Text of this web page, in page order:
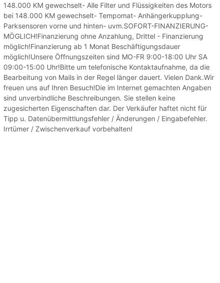
148.000 KM gewechselt- Alle Filter und Flüssigkeiten des Motors
bei 148.000 KM gewechselt- Tempomat- Anhängerkupplung-
Parksensoren vorne und hinten- uvm.SOFORT-FINANZIERUNG-
MÖGLICH!Finanzierung ohne Anzahlung, Drittel - Finanzierung
möglich!Finanzierung ab 1 Monat Beschäftigungsdauer
möglich!Unsere Öffnungszeiten sind MO-FR 9:00-18:00 Uhr SA
09:00-15:00 Uhr!Bitte um telefonische Kontaktaufnahme, da die
Bearbeitung von Mails in der Regel länger dauert. Vielen Dank.Wir
freuen uns auf Ihren Besuch!Die im Internet gemachten Angaben
sind unverbindliche Beschreibungen. Sie stellen keine
zugesicherten Eigenschaften dar. Der Verkäufer haftet nicht für
Tipp u. Datenübermittlungsfehler / Änderungen / Eingabefehler.
Irrtümer / Zwischenverkauf vorbehalten!